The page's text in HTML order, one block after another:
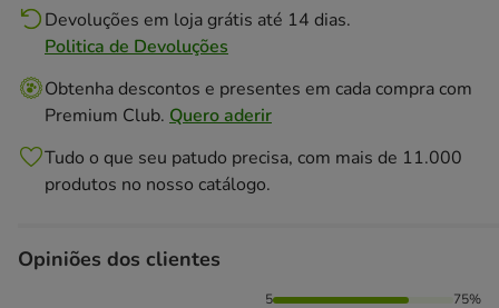
Devoluções em loja grátis até 14 dias.
Politica de Devoluções
Obtenha descontos e presentes em cada compra com
Premium Club. Quero aderir
Tudo o que seu patudo precisa, com mais de 11.000
produtos no nosso catálogo.
Opiniões dos clientes
75% das pessoas avaliaram com 5 estrelas, 25% das
5
75%